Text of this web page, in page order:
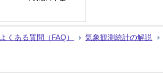
よくある質問（FAQ） 気象観測統計の解説